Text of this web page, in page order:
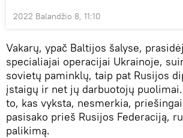
2022 Balandžio 8, 11:10
Vakarų, ypač Baltijos šalyse,
specialiajai operacijai Ukrainoje,
sovietų paminklų, taip pat Rusijos
įstaigų ir net jų darbuotojų
to, kas vyksta, nesmerkia,
pasisako prieš Rusijos Federaciją,
palikimą.